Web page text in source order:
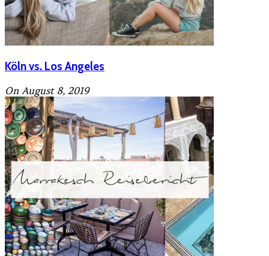
Köln vs. Los Angeles
On August 8, 2019